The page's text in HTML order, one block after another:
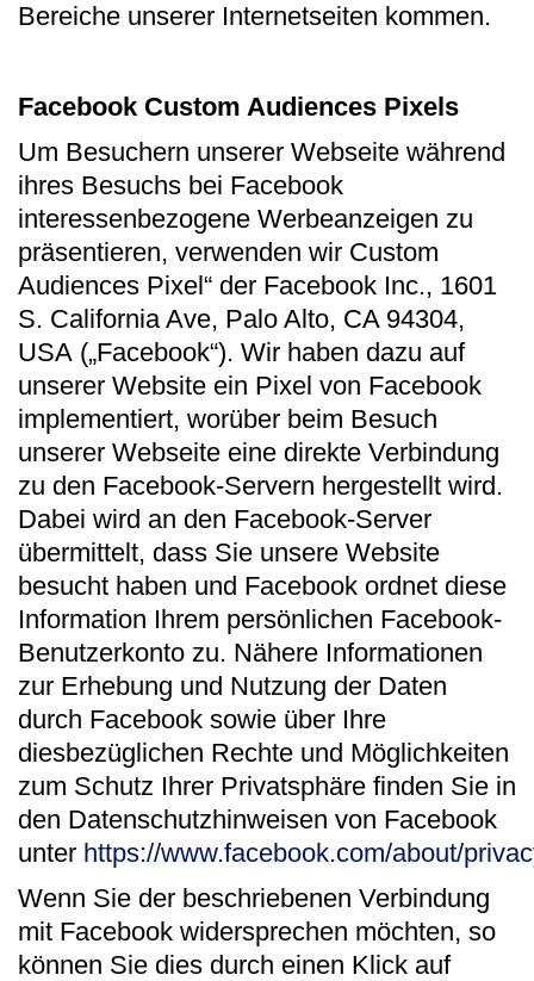
Bereiche unserer Internetseiten kommen.
Facebook Custom Audiences Pixels
Um Besuchern unserer Webseite während
ihres Besuchs bei Facebook
interessenbezogene Werbeanzeigen zu
präsentieren, verwenden wir Custom
Audiences Pixel“ der Facebook Inc., 1601
S. California Ave, Palo Alto, CA 94304,
USA („Facebook“). Wir haben dazu auf
unserer Website ein Pixel von Facebook
implementiert, worüber beim Besuch
unserer Webseite eine direkte Verbindung
zu den Facebook-Servern hergestellt wird.
Dabei wird an den Facebook-Server
übermittelt, dass Sie unsere Website
besucht haben und Facebook ordnet diese
Information Ihrem persönlichen Facebook-
Benutzerkonto zu. Nähere Informationen
zur Erhebung und Nutzung der Daten
durch Facebook sowie über Ihre
diesbezüglichen Rechte und Möglichkeiten
zum Schutz Ihrer Privatsphäre finden Sie in
den Datenschutzhinweisen von Facebook
unter https://www.facebook.com/about/
Wenn Sie der beschriebenen Verbindung
mit Facebook widersprechen möchten, so
können Sie dies durch einen Klick auf